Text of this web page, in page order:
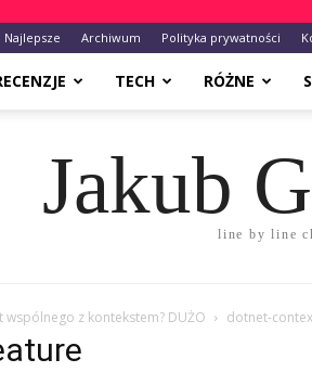
Najlepsze Archiwum Polityka prywatności
TECH RÓŻNE
Jakub
line by line
z kontekstem? DUŻO dotnet-